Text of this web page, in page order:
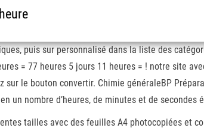
puis sur personnalisé dans la liste des
= 77 heures 5 jours 11 heures = ! notre site
sur le bouton convertir. Chimie généraleBP
un nombre d’heures, de minutes et de secondes
tailles avec des feuilles A4 photocopiées et